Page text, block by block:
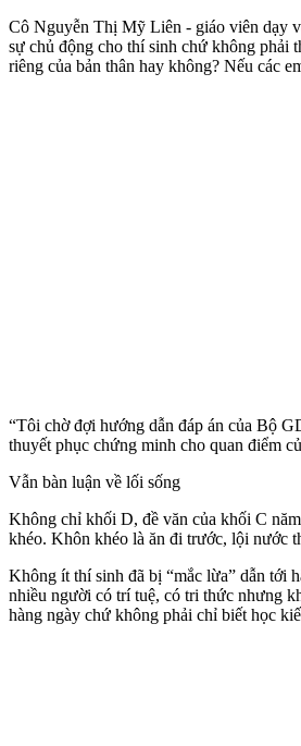
Cô Nguyễn Thị Mỹ Liên - giáo viên dạy
sự chủ động cho thí sinh chứ không phải
riêng của bản thân hay không? Nếu các
“Tôi chờ đợi hướng dẫn đáp án của Bộ
thuyết phục chứng minh cho quan điểm
Vẫn bàn luận về lối sống
Không chỉ khối D, đề văn của khối C
khéo. Khôn khéo là ăn đi trước, lội nước
Không ít thí sinh đã bị “mắc lừa” dẫn tới
nhiều người có trí tuệ, có tri thức nhưng
hàng ngày chứ không phải chỉ biết học